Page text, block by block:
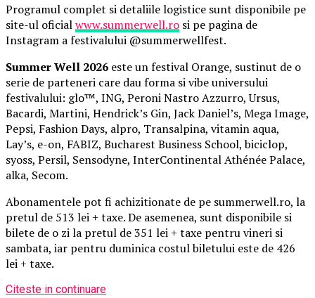
Programul complet si detaliile logistice sunt disponibile pe
site-ul oficialwww.summerwell.ro si pe pagina de
Instagram a festivalului @summerwellfest.
Summer Well 2026 este un festival Orange, sustinut de o
serie de parteneri care dau forma si vibe universului
festivalului: glo™, ING, Peroni Nastro Azzurro, Ursus,
Bacardi, Martini, Hendrick’s Gin, Jack Daniel’s, Mega Image,
Pepsi, Fashion Days, alpro, Transalpina, vitamin aqua,
Lay’s, e-on, FABIZ, Bucharest Business School, biciclop,
syoss, Persil, Sensodyne, InterContinental Athénée Palace,
alka, Secom.
Abonamentele pot fi achizitionate de pe summerwell.ro, la
pretul de 513 lei + taxe. De asemenea, sunt disponibile si
bilete de o zi la pretul de 351 lei + taxe pentru vineri si
sambata, iar pentru duminica costul biletului este de 426
lei + taxe.
Citeste in continuare